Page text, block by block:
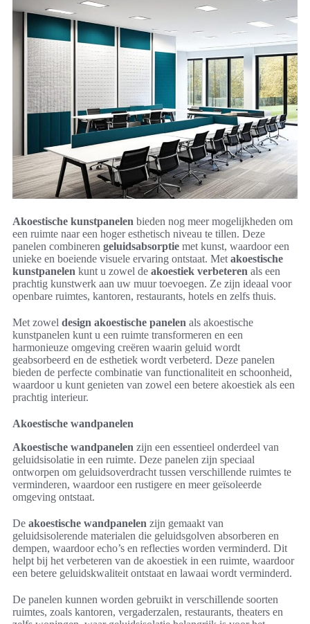
Akoestische kunstpanelen bieden nog meer mogelijkheden om
een ruimte naar een hoger esthetisch niveau te tillen. Deze
panelen combineren geluidsabsorptie met kunst, waardoor een
unieke en boeiende visuele ervaring ontstaat. Met akoestische
kunstpanelen kunt u zowel de akoestiek verbeteren als een
prachtig kunstwerk aan uw muur toevoegen. Ze zijn ideaal voor
openbare ruimtes, kantoren, restaurants, hotels en zelfs thuis.
Met zowel design akoestische panelen als akoestische
kunstpanelen kunt u een ruimte transformeren en een
harmonieuze omgeving creëren waarin geluid wordt
geabsorbeerd en de esthetiek wordt verbeterd. Deze panelen
bieden de perfecte combinatie van functionaliteit en schoonheid,
waardoor u kunt genieten van zowel een betere akoestiek als een
prachtig interieur.
Akoestische wandpanelen
Akoestische wandpanelen zijn een essentieel onderdeel van
geluidsisolatie in een ruimte. Deze panelen zijn speciaal
ontworpen om geluidsoverdracht tussen verschillende ruimtes te
verminderen, waardoor een rustigere en meer geïsoleerde
omgeving ontstaat.
De akoestische wandpanelen zijn gemaakt van
geluidsisolerende materialen die geluidsgolven absorberen en
dempen, waardoor echo’s en reflecties worden verminderd. Dit
helpt bij het verbeteren van de akoestiek in een ruimte, waardoor
een betere geluidskwaliteit ontstaat en lawaai wordt verminderd.
De panelen kunnen worden gebruikt in verschillende soorten
ruimtes, zoals kantoren, vergaderzalen, restaurants, theaters en